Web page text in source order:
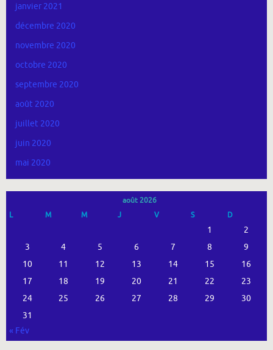
janvier 2021
décembre 2020
novembre 2020
octobre 2020
septembre 2020
août 2020
juillet 2020
juin 2020
mai 2020
août 2026
L
M M J V S D
1
2
3
4 5 6 7 8
9
10
11 12 13 14 15
16
17
18 19 20 21 22
23
24
25 26 27 28 29
30
31
« Fév